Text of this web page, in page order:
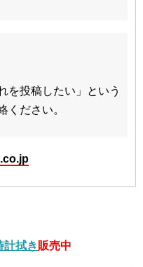
を投稿したい」という
ください。
計拭き販売中